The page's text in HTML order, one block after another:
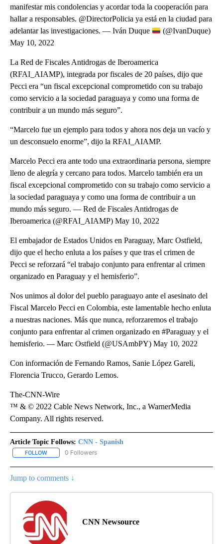
manifestar mis condolencias y acordar toda la cooperación para
hallar a responsables. @DirectorPolicia ya está en la ciudad para
adelantar las investigaciones. — Iván Duque
(@IvanDuque)
May 10, 2022
La Red de Fiscales Antidrogas de Iberoamerica
(RFAI_AIAMP), integrada por fiscales de 20 países, dijo que
Pecci era “un fiscal excepcional comprometido con su trabajo
como servicio a la sociedad paraguaya y como una forma de
contribuir a un mundo más seguro”.
“Marcelo fue un ejemplo para todos y ahora nos deja un vacío y
un desconsuelo enorme”, dijo la RFAI_AIAMP.
Marcelo Pecci era ante todo una extraordinaria persona, siempre
lleno de alegría y cercano para todos. Marcelo también era un
fiscal excepcional comprometido con su trabajo como servicio a
la sociedad paraguaya y como una forma de contribuir a un
mundo más seguro. — Red de Fiscales Antidrogas de
Iberoamerica (@RFAI_AIAMP) May 10, 2022
El embajador de Estados Unidos en Paraguay, Marc Ostfield,
dijo que el hecho enluta a los países y que tras el crimen de
Pecci se reforzará “el trabajo conjunto para enfrentar al crimen
organizado en Paraguay y el hemisferio”.
Nos unimos al dolor del pueblo paraguayo ante el asesinato del
Fiscal Marcelo Pecci en Colombia, este lamentable hecho enluta
a nuestras naciones. Más que nunca, reforzaremos el trabajo
conjunto para enfrentar al crimen organizado en #Paraguay y el
hemisferio. — Marc Ostfield (@USAmbPY) May 10, 2022
Con información de Fernando Ramos, Sanie López Gareli,
Florencia Trucco, Gerardo Lemos.
The-CNN-Wire
™ & © 2022 Cable News Network, Inc., a WarnerMedia
Company. All rights reserved.
Article Topic Follows: CNN - Spanish
FOLLOW FOLLOW "CNN - SPANISH" TO RECEIVE NOTIFICATIONS ABOUT
0 Followers
Jump to comments ↓
CNN Newsource